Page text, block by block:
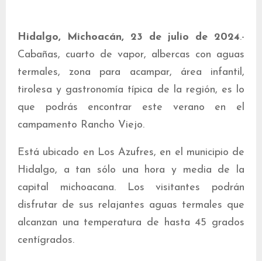
Hidalgo, Michoacán, 23 de julio de 2024.-
Cabañas, cuarto de vapor, albercas con aguas
termales, zona para acampar, área infantil,
tirolesa y gastronomía típica de la región, es lo
que podrás encontrar este verano en el
campamento Rancho Viejo.
Está ubicado en Los Azufres, en el municipio de
Hidalgo, a tan sólo una hora y media de la
capital michoacana. Los visitantes podrán
disfrutar de sus relajantes aguas termales que
alcanzan una temperatura de hasta 45 grados
centígrados.